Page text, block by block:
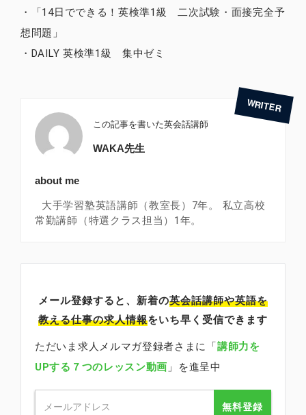
・「14日でできる！英検準1級 二次試験・面接完全予
想問題」
・DAILY 英検準1級 集中ゼミ
この記事を書いた英会話講師
WAKA先生
about me
大手学習塾英語講師（教室長）7年。 私立高校
常勤講師（特選クラス担当）1年。
メール登録すると、新着の英会話講師や英語を
教える仕事の求人情報をいち早く受信できます
ただいま求人メルマガ登録者さまに「講師力を
UPする７つのレッスン動画 」を進呈中
無料登録